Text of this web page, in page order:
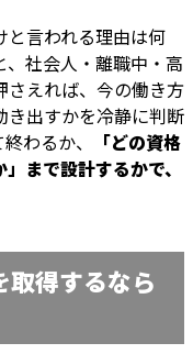
と言われる理由は何
社会人・離職中・高
さえれば、今の働き方
き出すかを冷静に判断
わるか、
「どの資格
まで設計するかで、
取得するなら